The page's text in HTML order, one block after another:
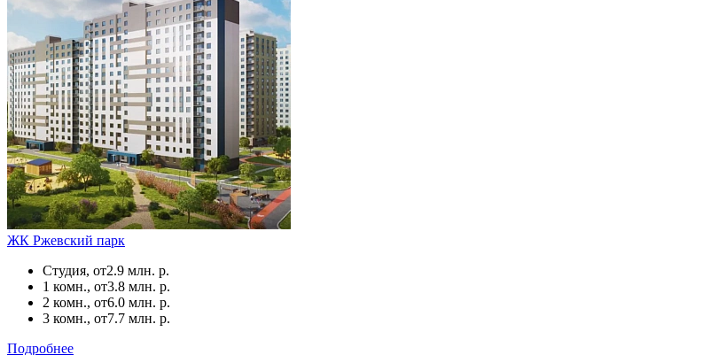
ЖК Ржевский парк
Студия, от2.9 млн. р.
1 комн., от3.8 млн. р.
2 комн., от6.0 млн. р.
3 комн., от7.7 млн. р.
Подробнее